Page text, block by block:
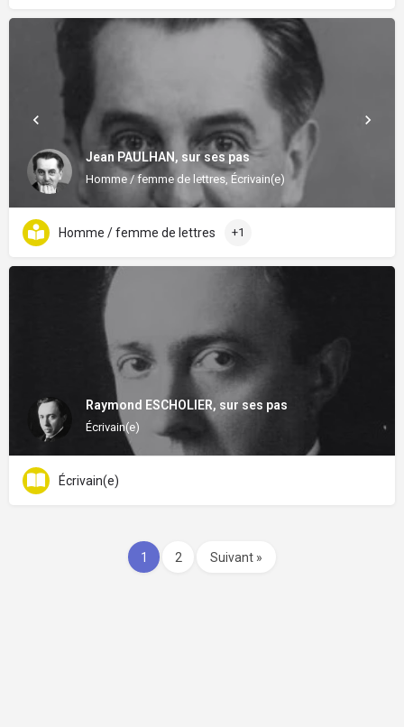
Jean PAULHAN, sur ses pas
Homme / femme de lettres, Écrivain(e)
Homme / femme de lettres +1
Raymond ESCHOLIER, sur ses pas
Écrivain(e)
Écrivain(e)
1 2 Suivant »